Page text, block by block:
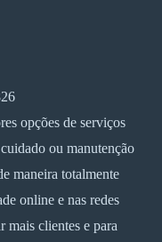
opções de serviços
ou manutenção
maneira totalmente
online e nas redes
mais clientes e para